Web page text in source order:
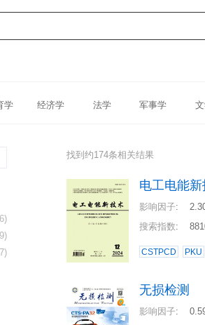
学 经济学 法学 军事学
找到约174条相关结果
电工电能
影响因子:
搜索指数:
CSTPCD PKU
无损检测
影响因子: